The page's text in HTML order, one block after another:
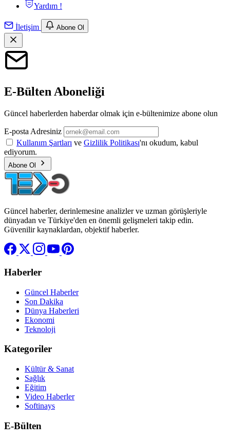
Yardım !
İletişim Abone Ol
E-Bülten Aboneliği
Güncel haberlerden haberdar olmak için e-bültenimize abone olun
E-posta Adresiniz
Kullanım Şartları ve Gizlilik Politikası'nı okudum, kabul
ediyorum.
Abone Ol
Güncel haberler, derinlemesine analizler ve uzman görüşleriyle
dünyadan ve Türkiye'den en önemli gelişmeleri takip edin.
Güvenilir kaynaklardan, objektif haberler.
Haberler
Güncel Haberler
Son Dakika
Dünya Haberleri
Ekonomi
Teknoloji
Kategoriler
Kültür & Sanat
Sağlık
Eğitim
Video Haberler
Softinays
E-Bülten